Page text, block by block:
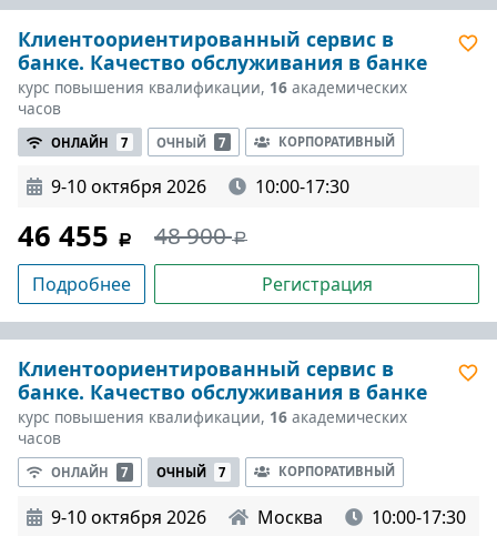
Клиентоориентированный сервис в
банке. Качество обслуживания в банке
курс повышения квалификации, 16 академических
часов
ОНЛАЙН 7 ОЧНЫЙ 7 КОРПОРАТИВНЫЙ
9-10 октября 2026 10:00-17:30
46 455 48 900
Подробнее Регистрация
Клиентоориентированный сервис в
банке. Качество обслуживания в банке
курс повышения квалификации, 16 академических
часов
ОНЛАЙН 7 ОЧНЫЙ 7 КОРПОРАТИВНЫЙ
9-10 октября 2026 Москва 10:00-17:30